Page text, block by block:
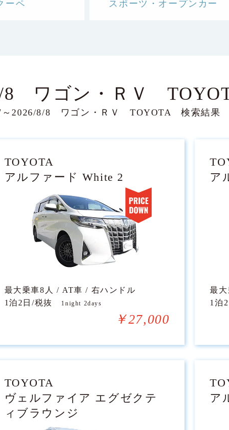
ーペ スポーツ・オープンカー
8 ワゴン・ＲＶ
2026/8/8 ワゴン・ＲＶ TOYOTA 検索結果
TOYOTA
アルファード White 2
最大乗車8人 / AT車 / 右ハンドル
1泊2日/税抜
1night 2days
￥27,000
ア
最
1泊
TOYOTA
ヴェルファイア エグゼクテ
ィブラウンジ
ア